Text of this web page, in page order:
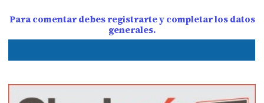
Para comentar debes registrarte y completar los datos
generales.